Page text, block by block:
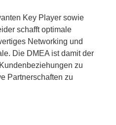
Key Player sowie
schafft optimale
Networking und
Die DMEA ist damit der
zu
Partnerschaften zu